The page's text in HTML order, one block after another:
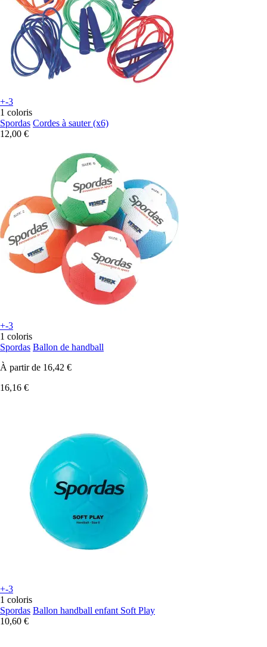
+-3
1 coloris
Spordas Cordes à sauter (x6)
12,00 €
+-3
1 coloris
Spordas Ballon de handball
À partir de 16,42 €
16,16 €
+-3
1 coloris
Spordas Ballon handball enfant Soft Play
10,60 €